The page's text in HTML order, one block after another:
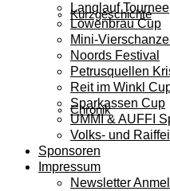
Kurzgeschichte
Chronik
Langlauf Tournee
Löwenbräu Cup
Mini-
Noords Festival
Petrusquellen
Reit im Winkl
Sparkassen Cup
UMMI & AUFFI
Volks- und
Sponsoren
Impressum
Newsletter